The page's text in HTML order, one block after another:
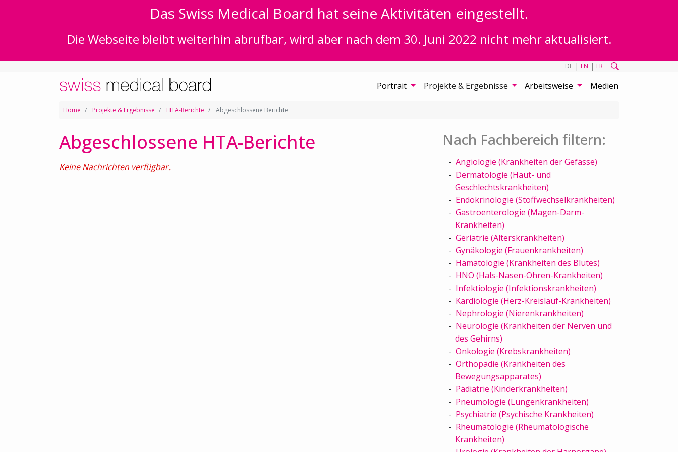
Das Swiss Medical Board hat seine Aktivitäten eingestellt.
Die Webseite bleibt weiterhin abrufbar, wird aber nach dem 30. Juni 2022 nicht mehr aktualisiert.
DE | EN | FR
Portrait Projekte & Ergebnisse Arbeitsweise Medien
Home Projekte & Ergebnisse HTA-Berichte Abgeschlossene Berichte
Abgeschlossene HTA-Berichte
Keine Nachrichten verfügbar.
Nach Fachbereich filtern:
Angiologie (Krankheiten der Gefässe)
Dermatologie (Haut- und
Geschlechtskrankheiten)
Endokrinologie (Stoffwechselkrankheiten)
Gastroenterologie (Magen-Darm-
Krankheiten)
Geriatrie (Alterskrankheiten)
Gynäkologie (Frauenkrankheiten)
Hämatologie (Krankheiten des Blutes)
HNO (Hals-Nasen-Ohren-Krankheiten)
Infektiologie (Infektionskrankheiten)
Kardiologie (Herz-Kreislauf-Krankheiten)
Nephrologie (Nierenkrankheiten)
Neurologie (Krankheiten der Nerven und
des Gehirns)
Onkologie (Krebskrankheiten)
Orthopädie (Krankheiten des
Bewegungsapparates)
Pädiatrie (Kinderkrankheiten)
Pneumologie (Lungenkrankheiten)
Psychiatrie (Psychische Krankheiten)
Rheumatologie (Rheumatologische
Krankheiten)